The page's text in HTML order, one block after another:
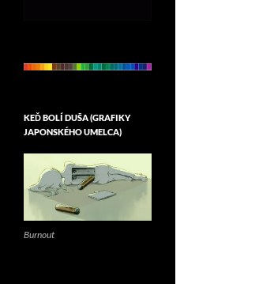
KEĎ BOLÍ DUŠA (GRAFIKY
JAPONSKÉHO UMELCA)
Burnout